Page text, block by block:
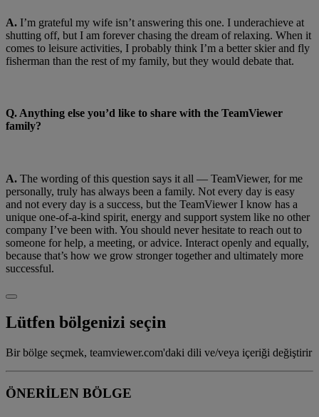
A. I’m grateful my wife isn’t answering this one. I underachieve at
shutting off, but I am forever chasing the dream of relaxing. When it
comes to leisure activities, I probably think I’m a better skier and fly
fisherman than the rest of my family, but they would debate that.
Q. Anything else you’d like to share with the TeamViewer
family?
A. The wording of this question says it all — TeamViewer, for me
personally, truly has always been a family. Not every day is easy
and not every day is a success, but the TeamViewer I know has a
unique one-of-a-kind spirit, energy and support system like no other
company I’ve been with. You should never hesitate to reach out to
someone for help, a meeting, or advice. Interact openly and equally,
because that’s how we grow stronger together and ultimately more
successful.
Lütfen bölgenizi seçin
Bir bölge seçmek, teamviewer.com'daki dili ve/veya içeriği değiştirir
ÖNERİLEN BÖLGE